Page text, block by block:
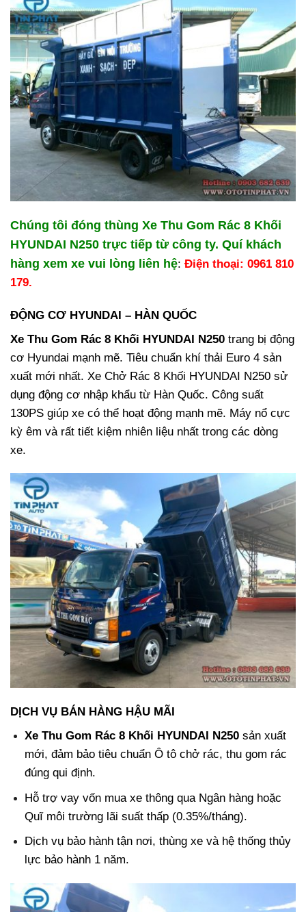
Chúng tôi đóng thùng Xe Thu Gom Rác 8 Khối
HYUNDAI N250 trực tiếp từ công ty. Quí khách
hàng xem xe vui lòng liên hệ: Điện thoại: 0961 810
179.
ĐỘNG CƠ HYUNDAI – HÀN QUỐC
Xe Thu Gom Rác 8 Khối HYUNDAI N250 trang bị động
cơ Hyundai mạnh mẽ. Tiêu chuẩn khí thải Euro 4 sản
xuất mới nhất. Xe Chở Rác 8 Khối HYUNDAI N250 sử
dụng động cơ nhập khẩu từ Hàn Quốc. Công suất
130PS giúp xe có thể hoạt động mạnh mẽ. Máy nổ cực
kỳ êm và rất tiết kiệm nhiên liệu nhất trong các dòng
xe.
DỊCH VỤ BÁN HÀNG HẬU MÃI
Xe Thu Gom Rác 8 Khối HYUNDAI N250sản xuất
mới, đảm bảo tiêu chuẩn Ô tô chở rác, thu gom rác
đúng qui định.
Hỗ trợ vay vốn mua xe thông qua Ngân hàng hoặc
Quĩ môi trường lãi suất thấp (0.35%/tháng).
Dịch vụ bảo hành tận nơi, thùng xe và hệ thống thủy
lực bảo hành 1 năm.